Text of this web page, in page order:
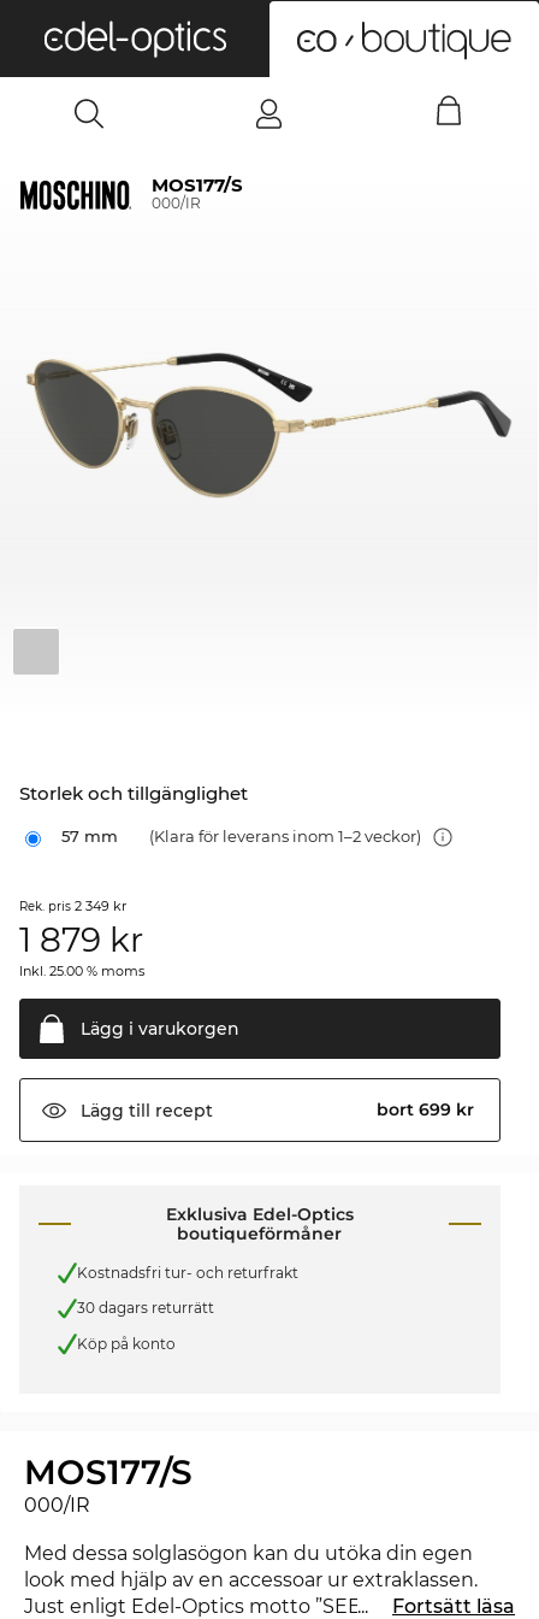
MOS177/S
000/IR
Storlek och tillgänglighet
57 mm (Klara för leverans inom 1–2 veckor)
Rek. pris 2 349 kr
1 879 kr
Inkl. 25.00 % moms
Lägg i varukorgen
Lägg till recept bort 699 kr
Exklusiva Edel-Optics
boutiqueförmåner
Kostnadsfri tur- och returfrakt
30 dagars returrätt
Köp på konto
MOS177/S
000/IR
Med dessa solglasögon kan du utöka din egen
look med hjälp av en accessoar ur extraklassen.
Just enligt Edel-Optics motto ”SEE AND BE SEEN”
... Fortsätt läsa